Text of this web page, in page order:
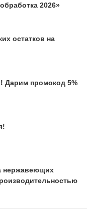
2026»
остатков на
Дарим промокод 5%
нержавеющих